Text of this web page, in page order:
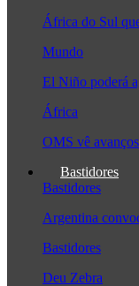
África do Sul
Mundo
El Niño poderá
África
OMS vê
Bastidores
Bastidores
Argentina
Bastidores
Deu Zebra